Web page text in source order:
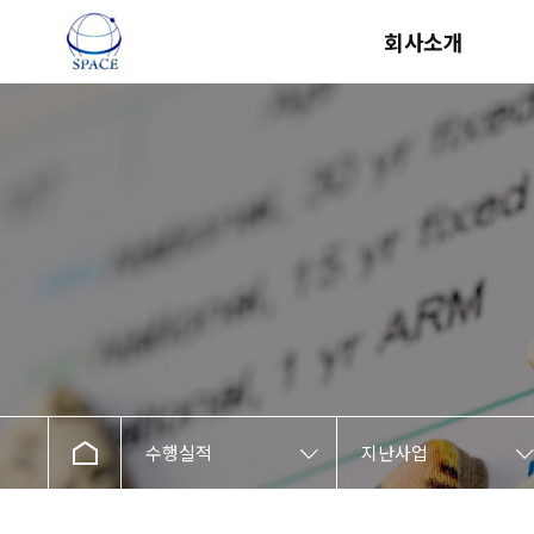
회사소개
회사연혁
면허현황
찾아오시는 길
수행실적 지난사업